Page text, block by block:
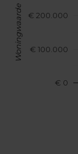
€ 0
€ 100.000
€ 200.000
Woningwaarde